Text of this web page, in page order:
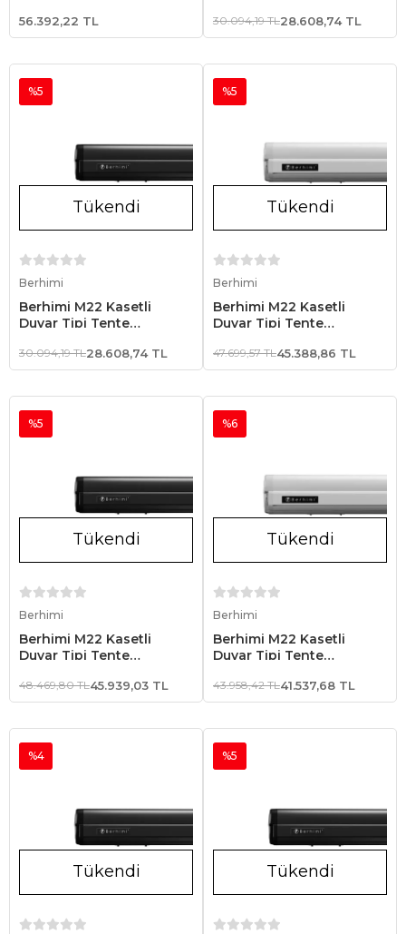
56.392,22 TL 30.094,19 TL28.608,74 TL
Tükendi
Berhimi
Berhimi M22 Kasetli
Duvar Tipi Tente
%5
30.094,19 TL28.608,74 TL
Tükendi
Berhimi
Berhimi M22 Kasetli
Duvar Tipi Tente
%5
47.699,57 TL45.388,86 TL
Tükendi
Berhimi
Berhimi M22 Kasetli
Duvar Tipi Tente
%5
48.469,80 TL45.939,03 TL
Tükendi
Berhimi
Berhimi M22 Kasetli
Duvar Tipi Tente
%6
43.958,42 TL41.537,68 TL
Tükendi
%4
Tükendi
%5